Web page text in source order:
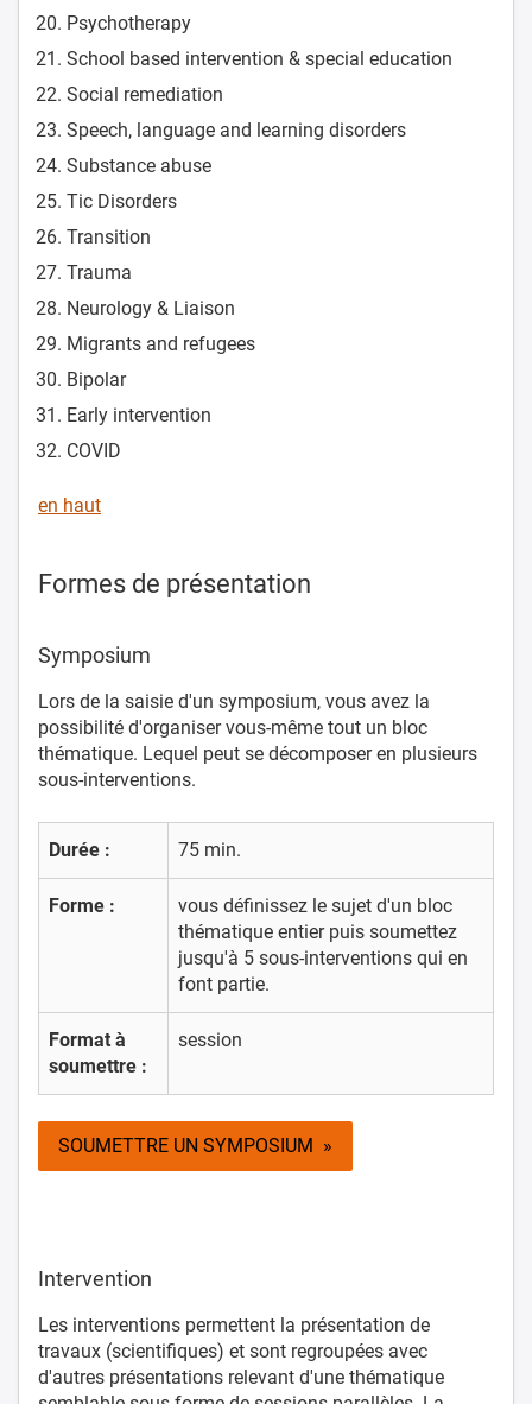
Psychotherapy
School based intervention & special education
Social remediation
Speech, language and learning disorders
Substance abuse
Tic Disorders
Transition
Trauma
Neurology & Liaison
Migrants and refugees
Bipolar
Early intervention
COVID
en haut
Formes de présentation
Symposium
Lors de la saisie d'un symposium, vous avez la
possibilité d'organiser vous-même tout un bloc
thématique. Lequel peut se décomposer en plusieurs
sous-interventions.
Durée : 75 min.
Forme :
vous définissez le sujet d'un bloc
thématique entier puis soumettez
jusqu'à 5 sous-interventions qui en
font partie.
Format à
soumettre :
session
SOUMETTRE UN SYMPOSIUM »
Intervention
Les interventions permettent la présentation de
travaux (scientifiques) et sont regroupées avec
d'autres présentations relevant d'une thématique